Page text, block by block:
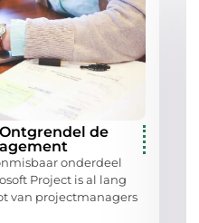
de
onderdeel
Project is al lang
van projectmanagers